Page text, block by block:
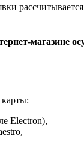
магазине
Electron),